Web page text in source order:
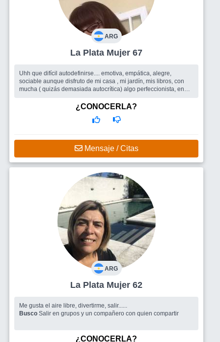
ARG
La Plata Mujer 67
Uhh que difícil autodefinirse.... emotiva, empática, alegre,
sociable aunque disfruto de mi casa , mi jardín, mis libros, con
mucha ( quizás demasiada autocrítica) algo perfeccionista, en
Todo lo que el sitio pueda ofrecer, amigas/os para
compartir encuentros, salidas grupales, y quizás porque no un
¿CONOCERLA?
Mensaje / Citas
ARG
La Plata Mujer 62
Me gusta el aire libre, divertirme, salir......
Busco Salir en grupos y un compañero con quien compartir
¿CONOCERLA?